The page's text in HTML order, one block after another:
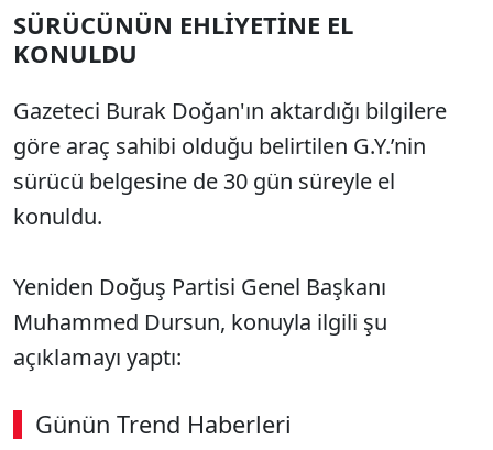
SÜRÜCÜNÜN EHLİYETİNE EL
KONULDU
Gazeteci Burak Doğan'ın aktardığı bilgilere
göre araç sahibi olduğu belirtilen G.Y.’nin
sürücü belgesine de 30 gün süreyle el
konuldu.
Yeniden Doğuş Partisi Genel Başkanı
Muhammed Dursun, konuyla ilgili şu
açıklamayı yaptı:
Günün Trend Haberleri
00:02 / 08:43